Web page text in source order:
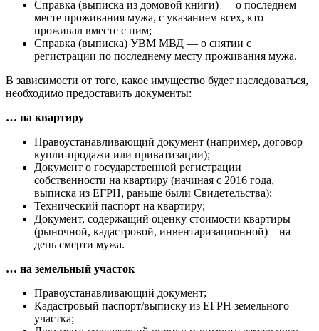
Справка (выписка из домовой книги) — о последнем
месте проживания мужа, с указанием всех, кто
проживал вместе с ним;
Справка (выписка) УВМ МВД — о снятии с
регистрации по последнему месту проживания мужа.
В зависимости от того, какое имущество будет наследоваться,
необходимо предоставить документы:
… на квартиру
Правоустанавливающий документ (например, договор
купли-продажи или приватизации);
Документ о государственной регистрации
собственности на квартиру (начиная с 2016 года,
выписка из ЕГРН, раньше были Свидетельства);
Технический паспорт на квартиру;
Документ, содержащий оценку стоимости квартиры
(рыночной, кадастровой, инвентаризационной) – на
день смерти мужа.
… на земельный участок
Правоустанавливающий документ;
Кадастровый паспорт/выписку из ЕГРН земельного
участка;